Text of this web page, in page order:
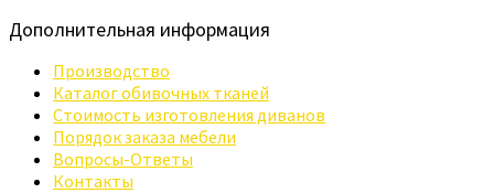
Дополнительная информация
Производство
Каталог обивочных тканей
Стоимость изготовления диванов
Порядок заказа мебели
Вопросы-Ответы
Контакты